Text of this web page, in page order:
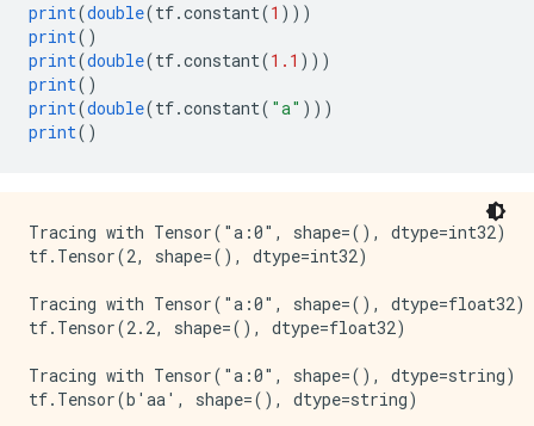
print(double(tf.constant(1 )))
print()
print(double(tf.constant(1.1 )))
print()
print(double(tf.constant( "a" )))
print()
Tracing with Tensor("a:0", shape=(), dtype=int32)
tf.Tensor(2, shape=(), dtype=int32)
Tracing with Tensor("a:0", shape=(), dtype=float32)
tf.Tensor(2.2, shape=(), dtype=float32)
Tracing with Tensor("a:0", shape=(), dtype=string)